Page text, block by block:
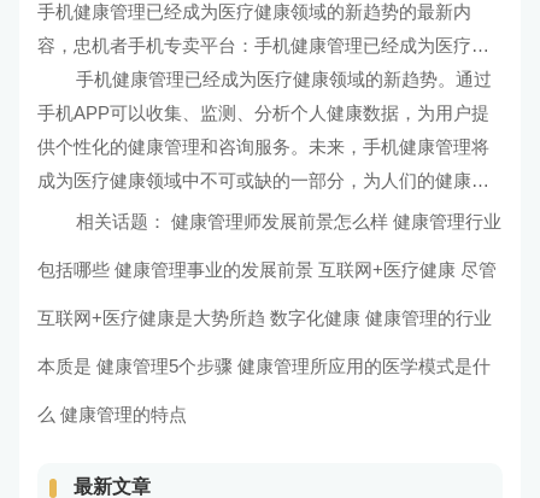
手机健康管理已经成为医疗健康领域的新趋势的最新内
容，忠机者手机专卖平台：手机健康管理已经成为医疗健
康领域的新趋势的解释及解读。
手机健康管理已经成为医疗健康领域的新趋势。通过
手机APP可以收集、监测、分析个人健康数据，为用户提
供个性化的健康管理和咨询服务。未来，手机健康管理将
成为医疗健康领域中不可或缺的一部分，为人们的健康生
活提供全方位的保障。
相关话题： 健康管理师发展前景怎么样 健康管理行业
包括哪些 健康管理事业的发展前景 互联网+医疗健康 尽管
互联网+医疗健康是大势所趋 数字化健康 健康管理的行业
本质是 健康管理5个步骤 健康管理所应用的医学模式是什
么 健康管理的特点
最新文章